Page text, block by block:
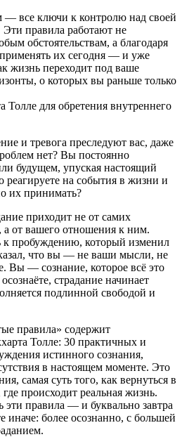
— все ключи к контролю над своей
правила работают не
обстоятельствам, а благодаря
их сегодня — и уже
жизнь переходит под ваше
о которых вы раньше только
Толле для обретения внутреннего
и тревога преследуют вас, даже
нет? Вы постоянно
будущем, упуская настоящий
на события в жизни и
их принимать?
приходит не от самих
а от вашего отношения к ним.
к пробуждению, который изменил
что вы — не ваши мысли, не
Вы — сознание, которое всё это
страдание начинает
подлинной свободой и
правила» содержит
Толле: 30 практичных и
истинного сознания,
в настоящем моменте. Это
самая суть того, как вернуться в
происходит реальная жизнь.
эти правила — и буквально завтра
иначе: более осознанно, с большей